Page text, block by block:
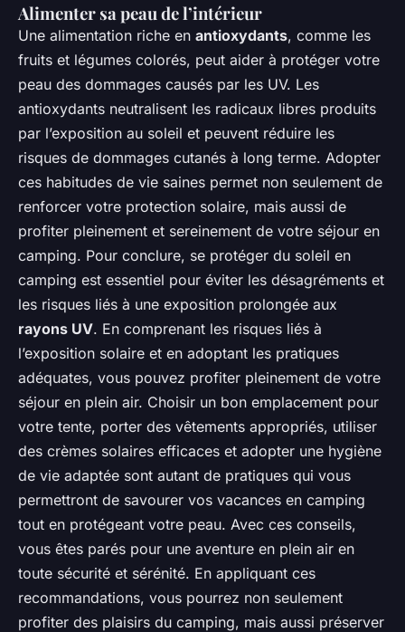
Alimenter sa peau de l’intérieur
Une alimentation riche en antioxydants, comme les
fruits et légumes colorés, peut aider à protéger votre
peau des dommages causés par les UV. Les
antioxydants neutralisent les radicaux libres produits
par l’exposition au soleil et peuvent réduire les
risques de dommages cutanés à long terme. Adopter
ces habitudes de vie saines permet non seulement de
renforcer votre protection solaire, mais aussi de
profiter pleinement et sereinement de votre séjour en
camping. Pour conclure, se protéger du soleil en
camping est essentiel pour éviter les désagréments et
les risques liés à une exposition prolongée aux
rayons UV. En comprenant les risques liés à
l’exposition solaire et en adoptant les pratiques
adéquates, vous pouvez profiter pleinement de votre
séjour en plein air. Choisir un bon emplacement pour
votre tente, porter des vêtements appropriés, utiliser
des crèmes solaires efficaces et adopter une hygiène
de vie adaptée sont autant de pratiques qui vous
permettront de savourer vos vacances en camping
tout en protégeant votre peau. Avec ces conseils,
vous êtes parés pour une aventure en plein air en
toute sécurité et sérénité. En appliquant ces
recommandations, vous pourrez non seulement
profiter des plaisirs du camping, mais aussi préserver